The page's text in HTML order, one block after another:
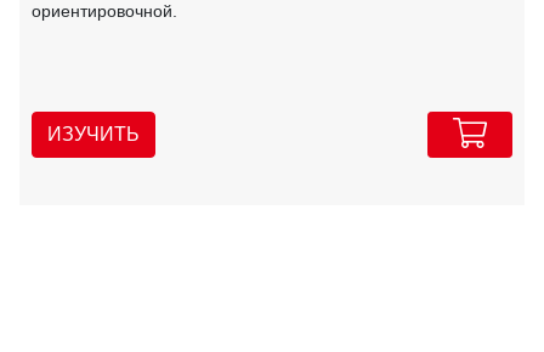
ориентировочной.
ИЗУЧИТЬ